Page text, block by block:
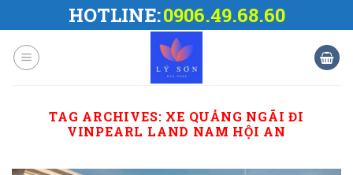
to
content
HOTLINE:0906.49.68.60
TAG ARCHIVES: XE QUẢNG NGÃI ĐI
VINPEARL LAND NAM HỘI AN